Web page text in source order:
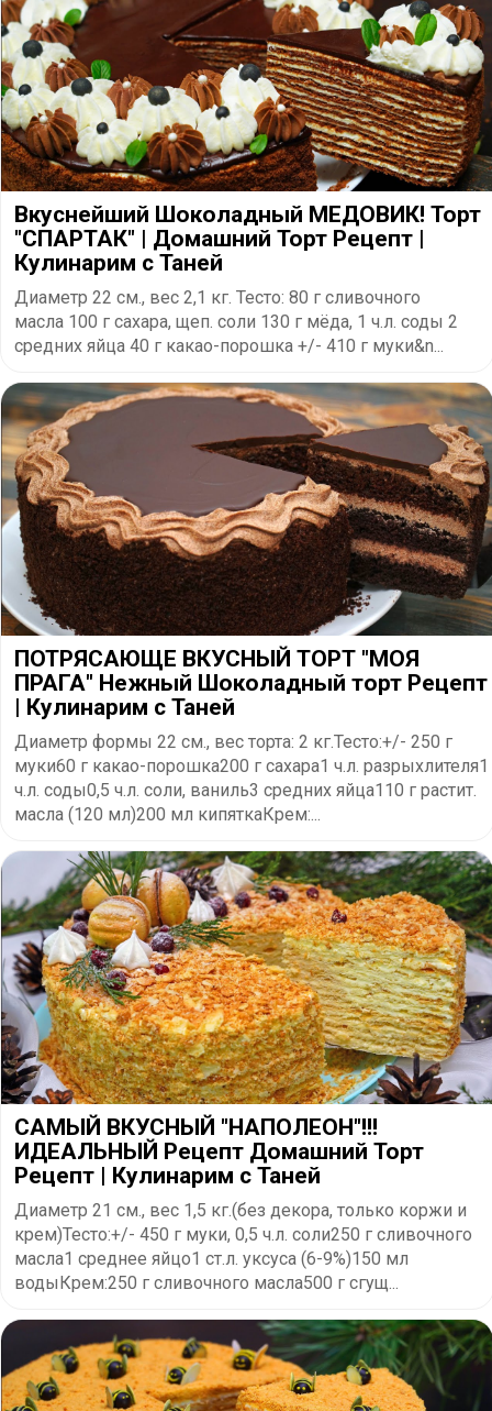
Вкуснейший Шоколадный МЕДОВИК! Торт
"СПАРТАК" | Домашний Торт Рецепт |
Кулинарим с Таней
Диаметр 22 см., вес 2,1 кг. Тесто: 80 г сливочного
масла 100 г сахара, щеп. соли 130 г мёда, 1 ч.л. соды 2
средних яйца 40 г какао-порошка +/- 410 г муки&n...
ПОТРЯСАЮЩЕ ВКУСНЫЙ ТОРТ "МОЯ
ПРАГА" Нежный Шоколадный торт Рецепт
| Кулинарим с Таней
Диаметр формы 22 см., вес торта: 2 кг.Тесто:+/- 250 г
муки60 г какао-порошка200 г сахара1 ч.л. разрыхлителя1
ч.л. соды0,5 ч.л. соли, ваниль3 средних яйца110 г растит.
масла (120 мл)200 мл кипяткаКрем:...
САМЫЙ ВКУСНЫЙ "НАПОЛЕОН"!!!
ИДЕАЛЬНЫЙ Рецепт Домашний Торт
Рецепт | Кулинарим с Таней
Диаметр 21 см., вес 1,5 кг.(без декора, только коржи и
крем)Тесто:+/- 450 г муки, 0,5 ч.л. соли250 г сливочного
масла1 среднее яйцо1 ст.л. уксуса (6-9%)150 мл
водыКрем:250 г сливочного масла500 г сгущ...